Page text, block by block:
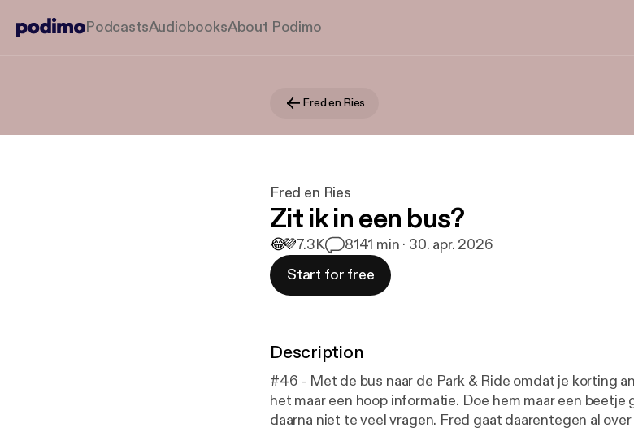
PodcastsAudiobooksAbout Podimo
Fred en Ries
Fred en Ries
Zit ik in een bus?
😂💜7.3K 8141 min · 30. apr. 2026
Start for free
Description
#46 - Met de bus naar de Park & Ride omdat je korting
het maar een hoop informatie. Doe hem maar een
daarna niet te veel vragen. Fred gaat daarentegen al